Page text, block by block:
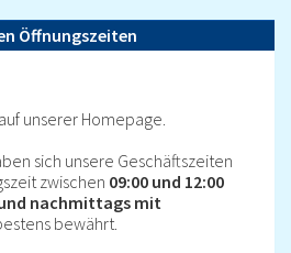
Öffnungszeiten
unserer Homepage.
sich unsere Geschäftszeiten
zwischen 09:00 und 12:00
nachmittags mit
bewährt.